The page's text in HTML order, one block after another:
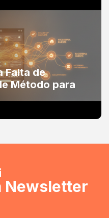
Falta de
Método para
Newsletter